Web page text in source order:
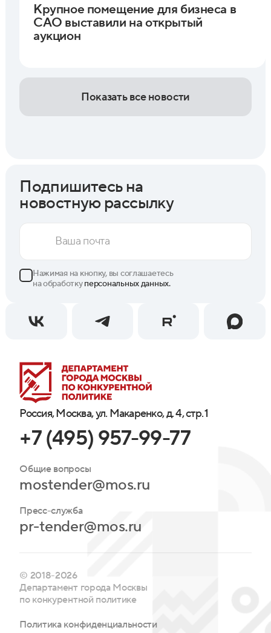
Крупное помещение для бизнеса в
САО выставили на открытый
аукцион
Показать все новости
Россия, Москва, ул. Макаренко, д. 4, стр. 1
+7 (495) 957-99-77
Общие вопросы
mostender@mos.ru
Пресс-служба
pr-tender@mos.ru
Подпишитесь на
новостную рассылку
Нажимая на кнопку, вы соглашаетесь
на обработкуперсональных данных.
© 2018-2026
Департамент города Москвы
по конкурентной политике
Политика конфиденциальности